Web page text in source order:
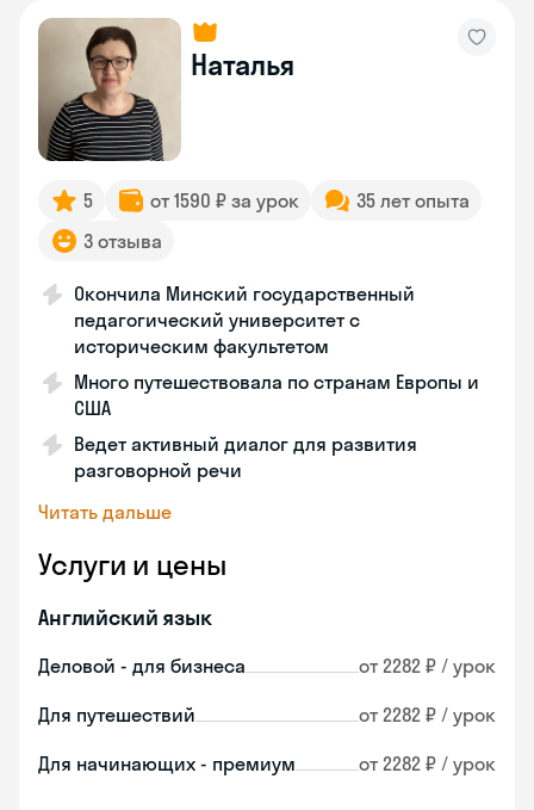
Наталья
5 от 1590 ₽ за урок
35 лет опыта
3 отзыва
Окончила Минский государственный
педагогический университет с
историческим факультетом
Много путешествовала по странам Европы и
США
Ведет активный диалог для развития
разговорной речи
Читать дальше
Услуги и цены
Английский язык
Деловой - для бизнеса от 2282 ₽ / урок
Для путешествий от 2282 ₽ / урок
Для начинающих - премиум от 2282 ₽ / урок